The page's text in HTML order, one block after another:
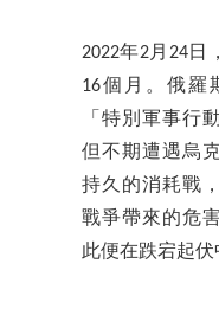
2022年2月24日
16個月。俄羅
「特別軍事行
但不期遭遇烏
持久的消耗戰
戰爭帶來的危
此便在跌宕起伏